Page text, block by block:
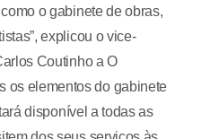
o gabinete de obras,
explicou o vice-
Coutinho a O
os elementos do gabinete
disponível a todas as